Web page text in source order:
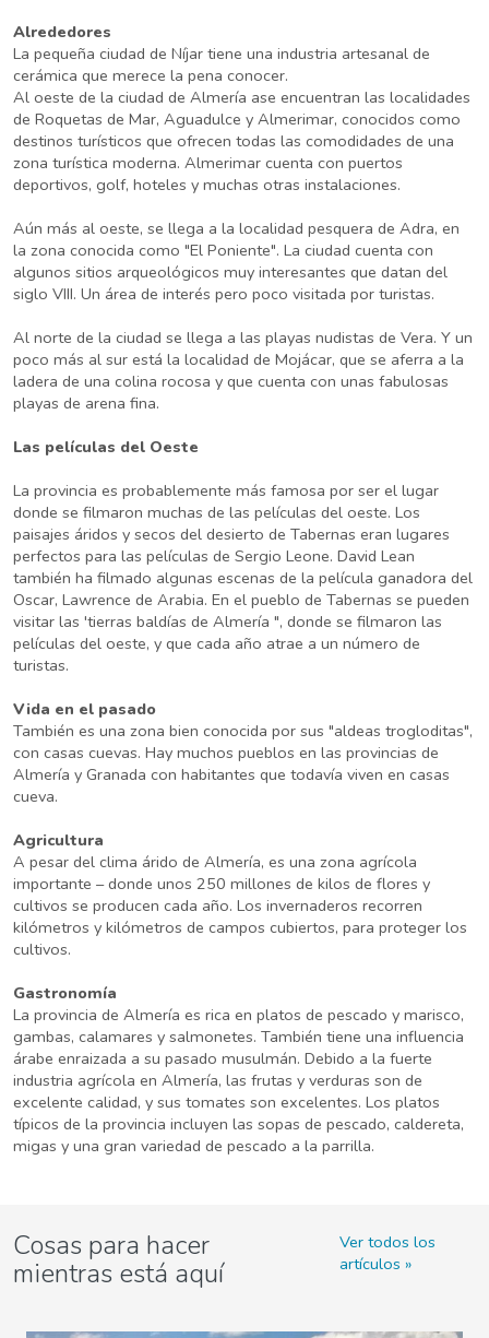
Alrededores
La pequeña ciudad de Níjar tiene una industria artesanal de
cerámica que merece la pena conocer.
Al oeste de la ciudad de Almería ase encuentran las localidades
de Roquetas de Mar, Aguadulce y Almerimar, conocidos como
destinos turísticos que ofrecen todas las comodidades de una
zona turística moderna. Almerimar cuenta con puertos
deportivos, golf, hoteles y muchas otras instalaciones.
Aún más al oeste, se llega a la localidad pesquera de Adra, en
la zona conocida como "El Poniente". La ciudad cuenta con
algunos sitios arqueológicos muy interesantes que datan del
siglo VIII. Un área de interés pero poco visitada por turistas.
Al norte de la ciudad se llega a las playas nudistas de Vera. Y un
poco más al sur está la localidad de Mojácar, que se aferra a la
ladera de una colina rocosa y que cuenta con unas fabulosas
playas de arena fina.
Las películas del Oeste
La provincia es probablemente más famosa por ser el lugar
donde se filmaron muchas de las películas del oeste. Los
paisajes áridos y secos del desierto de Tabernas eran lugares
perfectos para las películas de Sergio Leone. David Lean
también ha filmado algunas escenas de la película ganadora del
Oscar, Lawrence de Arabia. En el pueblo de Tabernas se pueden
visitar las 'tierras baldías de Almería ", donde se filmaron las
películas del oeste, y que cada año atrae a un número de
turistas.
Vida en el pasado
También es una zona bien conocida por sus "aldeas trogloditas",
con casas cuevas. Hay muchos pueblos en las provincias de
Almería y Granada con habitantes que todavía viven en casas
cueva.
Agricultura
A pesar del clima árido de Almería, es una zona agrícola
importante – donde unos 250 millones de kilos de flores y
cultivos se producen cada año. Los invernaderos recorren
kilómetros y kilómetros de campos cubiertos, para proteger los
cultivos.
Gastronomía
La provincia de Almería es rica en platos de pescado y marisco,
gambas, calamares y salmonetes. También tiene una influencia
árabe enraizada a su pasado musulmán. Debido a la fuerte
industria agrícola en Almería, las frutas y verduras son de
excelente calidad, y sus tomates son excelentes. Los platos
típicos de la provincia incluyen las sopas de pescado, caldereta,
migas y una gran variedad de pescado a la parrilla.
Cosas para hacer
mientras está aquí
Ver todos los
artículos